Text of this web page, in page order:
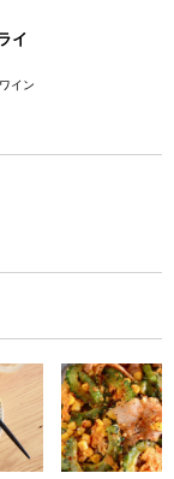
イ
イン